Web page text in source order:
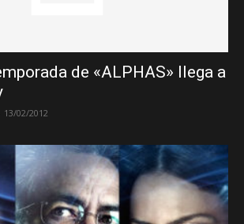
de «ALPHAS» llega a
13/02/2012